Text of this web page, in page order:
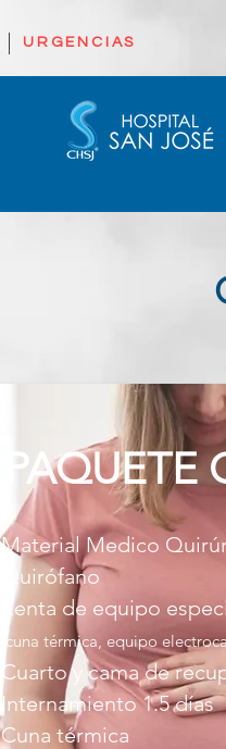
URGENCIAS
PAQUETE
Material Medico
Quirófano
Renta de equipo
(cuna térmica, equipo
Cuarto y cama de
Internamiento 1.5 días
Cuna térmica